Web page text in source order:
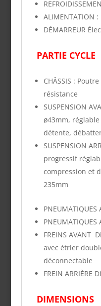
ALIMENTATION :
DÉMARREUR
PARTIE CYCLE
CHÂSSIS :
résistance
SUSPENSION
ø43mm,
détente,
SUSPENSION
progressif
compression et
235mm
PNEUMATIQUES
PNEUMATIQUES
FREINS AVANT
avec étrier
déconnectable
FREIN ARRIÈRE
DIMENSIONS